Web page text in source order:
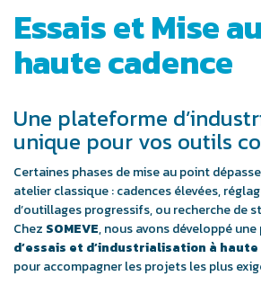
Essais et Mise
haute cadence
Une plateforme
unique pour vos outils
Certaines phases de mise au point
atelier classique : cadences élevées,
d’outillages progressifs, ou recherche de
Chez SOMEVE, nous avons développé une
d’essais et d’industrialisation à
pour accompagner les projets les plus